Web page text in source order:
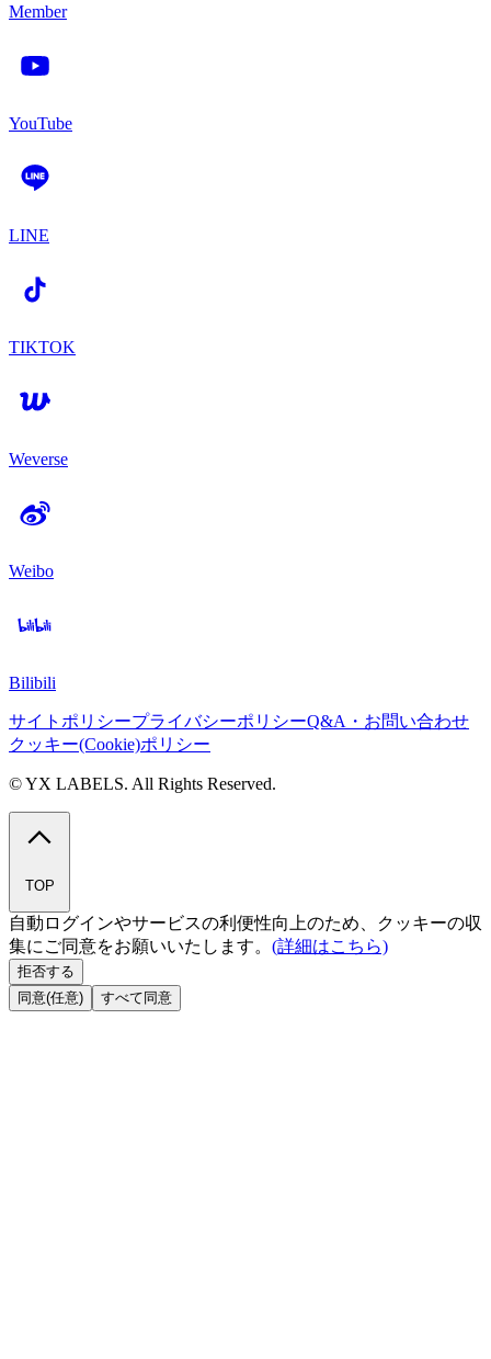
Member
YouTube
LINE
TIKTOK
Weverse
Weibo
Bilibili
サイトポリシープライバシーポリシーQ&A・お問い合わせ
クッキー(Cookie)ポリシー
© YX LABELS. All Rights Reserved.
TOP
自動ログインやサービスの利便性向上のため、クッキーの収
集にご同意をお願いいたします。 (詳細はこちら)
拒否する
同意(任意)
すべて同意